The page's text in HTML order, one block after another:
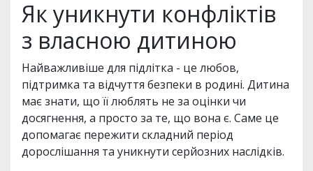
Як уникнути конфліктів
з власною дитиною
Найважливіше для підлітка - це любов,
підтримка та відчуття безпеки в родині. Дитина
має знати, що її люблять не за оцінки чи
досягнення, а просто за те, що вона є. Саме це
допомагає пережити складний період
дорослішання та уникнути серйозних наслідків.